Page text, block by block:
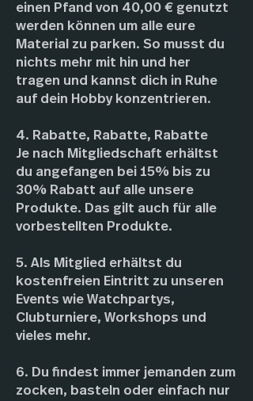
einen Pfand von 40,00 € genutzt
werden können um alle eure
Material zu parken. So musst du
nichts mehr mit hin und her
tragen und kannst dich in Ruhe
auf dein Hobby konzentrieren.
4. Rabatte, Rabatte, Rabatte
Je nach Mitgliedschaft erhältst
du angefangen bei 15% bis zu
30% Rabatt auf alle unsere
Produkte. Das gilt auch für alle
vorbestellten Produkte.
5. Als Mitglied erhältst du
kostenfreien Eintritt zu unseren
Events wie Watchpartys,
Clubturniere, Workshops und
vieles mehr.
6. Du findest immer jemanden zum
zocken, basteln oder einfach nur